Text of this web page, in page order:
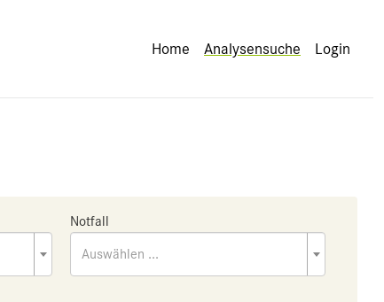
Home Analysensuche Login
Notfall
Auswählen ...